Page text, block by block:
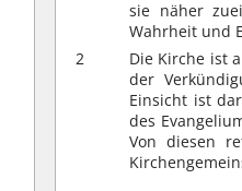
sie näher
Wahrheit und
2
Die Kirche ist
der
Einsicht ist
des
Von diesen